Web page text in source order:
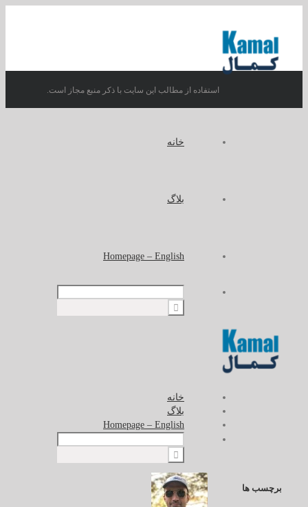
خانه
بلاگ
Homepage – English
خانه
بلاگ
Homepage – English
برچسب ها
استفاده از مطالب این سایت با ذکر منبع مجاز است.